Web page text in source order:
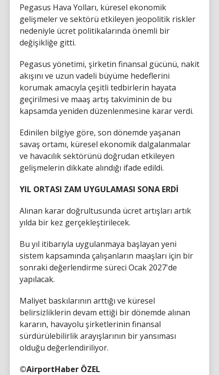
Pegasus Hava Yolları, küresel ekonomik
gelişmeler ve sektörü etkileyen jeopolitik riskler
nedeniyle ücret politikalarında önemli bir
değişikliğe gitti.
Pegasus yönetimi, şirketin finansal gücünü, nakit
akışını ve uzun vadeli büyüme hedeflerini
korumak amacıyla çeşitli tedbirlerin hayata
geçirilmesi ve maaş artış takviminin de bu
kapsamda yeniden düzenlenmesine karar verdi.
Edinilen bilgiye göre, son dönemde yaşanan
savaş ortamı, küresel ekonomik dalgalanmalar
ve havacılık sektörünü doğrudan etkileyen
gelişmelerin dikkate alındığı ifade edildi.
YIL ORTASI ZAM UYGULAMASI SONA ERDİ
Alınan karar doğrultusunda ücret artışları artık
yılda bir kez gerçekleştirilecek.
Bu yıl itibarıyla uygulanmaya başlayan yeni
sistem kapsamında çalışanların maaşları için bir
sonraki değerlendirme süreci Ocak 2027'de
yapılacak.
Maliyet baskılarının arttığı ve küresel
belirsizliklerin devam ettiği bir dönemde alınan
kararın, havayolu şirketlerinin finansal
sürdürülebilirlik arayışlarının bir yansıması
olduğu değerlendiriliyor.
©AirportHaber ÖZEL